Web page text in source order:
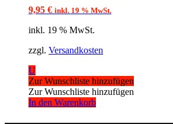
9,95 € inkl. 19 % MwSt.
inkl. 19 % MwSt.
zzgl. Versandkosten
U
Zur Wunschliste hinzufügen
Zur Wunschliste hinzufügen
In den Warenkorb